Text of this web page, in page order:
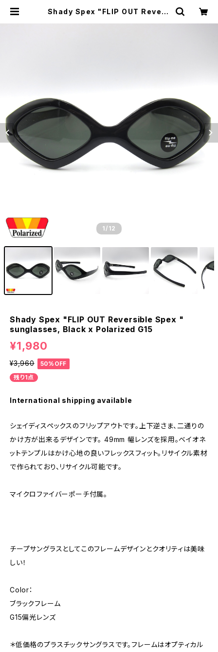
Shady Spex "FLIP OUT Revers
1 /12
Shady Spex "FLIP OUT Reversible Spex "
sunglasses, Black x Polarized G15
¥1,980
¥3,960
50%OFF
残り1点
International shipping available
シェイディスペックスのフリップアウトです。上下逆さま、二通りの
かけ方が出来るデザインです。 49mm 幅レンズを採用。ベイオネ
ットテンプルはかけ心地の良いフレックスフィット。リサイクル素材
で作られており、リサイクル可能です。
マイクロファイバーポーチ付属。
チープサングラスとしてこのフレームデザインとクオリティは美味
しい！
Color：
ブラックフレーム
G15偏光レンズ
＊低価格のプラスチックサングラスです。フレームはオプティカル